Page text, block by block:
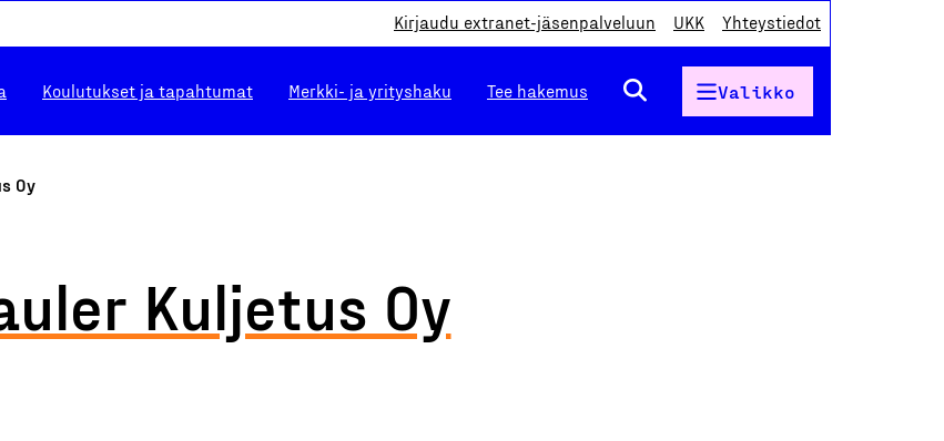
Kirjaudu extranet-jäsenpalveluun UKK Yhteystiedot
Koulutukset ja tapahtumat Merkki- ja yrityshaku Tee hakemus Valikko
Oy
Kuljetus Oy